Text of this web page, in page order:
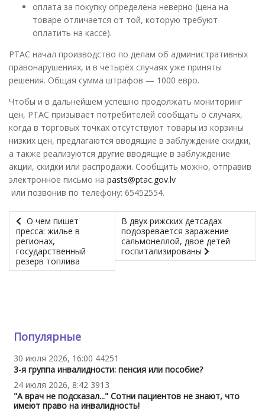
оплата за покупку определена неверно (цена на
товаре отличается от той, которую требуют
оплатить на кассе).
PTAC начал производство по делам об административных
правонарушениях, и в четырёх случаях уже приняты
решения. Общая сумма штрафов — 1000 евро.
Чтобы и в дальнейшем успешно продолжать мониторинг
цен, PTAC призывает потребителей сообщать о случаях,
когда в торговых точках отсутствуют товары из корзины
низких цен, предлагаются вводящие в заблуждение скидки,
а также реализуются другие вводящие в заблуждение
акции, скидки или распродажи. Сообщить можно, отправив
электронное письмо на pasts@ptac.gov.lv
или позвонив по телефону: 65452554.
О чем пишет
пресса: жилье в
регионах,
государственный
резерв топлива
В двух рижских детсадах
подозревается заражение
сальмонеллой, двое детей
госпитализированы
Популярные
30 июля 2026, 16:00 44251
3-я группа инвалидности: пенсия или пособие?
24 июля 2026, 8:42 3913
"А врач не подсказал..." Сотни пациентов не знают, что
имеют право на инвалидность!